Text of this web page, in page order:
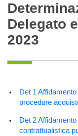
Delegato
2023
Det 1
procedure
Det 2
contrattualistica